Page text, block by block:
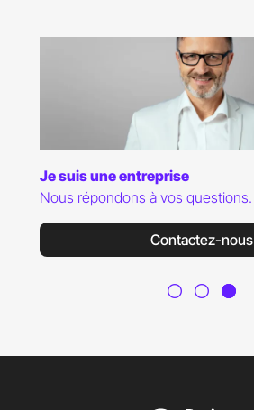
Je suis une entreprise
Nous répondons à vos questions.
Contactez-nous